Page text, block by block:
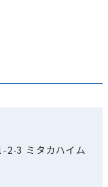
2-3 ミタカハイム